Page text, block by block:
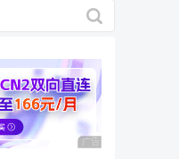
广告 商业广告，理性